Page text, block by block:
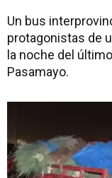
Un bus
protagonistas de
la noche del
Pasamayo.